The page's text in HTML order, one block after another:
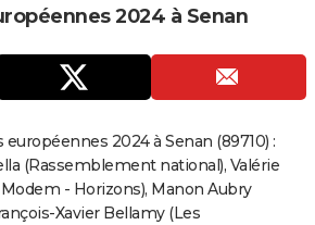
2024 à Senan
2024 à Senan (89710) :
(Rassemblement national), Valérie
- Horizons), Manon Aubry
Xavier Bellamy (Les